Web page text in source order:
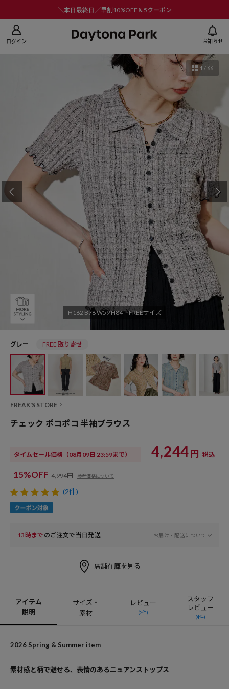
＼本日最終日／早割10%OFF＆5クーポン
ログイン お知らせ
H162 B78 W59 H84 FREEサイズ
1 / 66
グレー FREE 取り寄せ
FREAK'S STORE
チェック ポコポコ 半袖ブラウス
タイムセール価格 （08月09日 23:59まで） 4,244 円 税込
15%OFF 4,994円 参考価格について
(2件)
13時まで のご注文で当日発送 お届け・配送について
店舗在庫を見る
アイテム
説明
サイズ・
素材
レビュー
(2件)
スタッフ
レビュー
(4件)
2026 Spring & Summer item
素材感と柄で魅せる、表情のあるニュアンストップス